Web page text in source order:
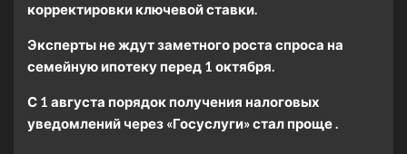
корректировки ключевой ставки.
Эксперты не ждут заметного роста спроса на
семейную ипотеку перед 1 октября.
С 1 августа порядок получения налоговых
уведомлений через «Госуслуги» стал проще .